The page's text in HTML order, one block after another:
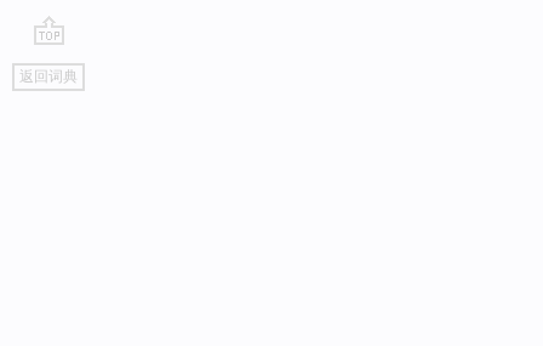
go
top
返回词典